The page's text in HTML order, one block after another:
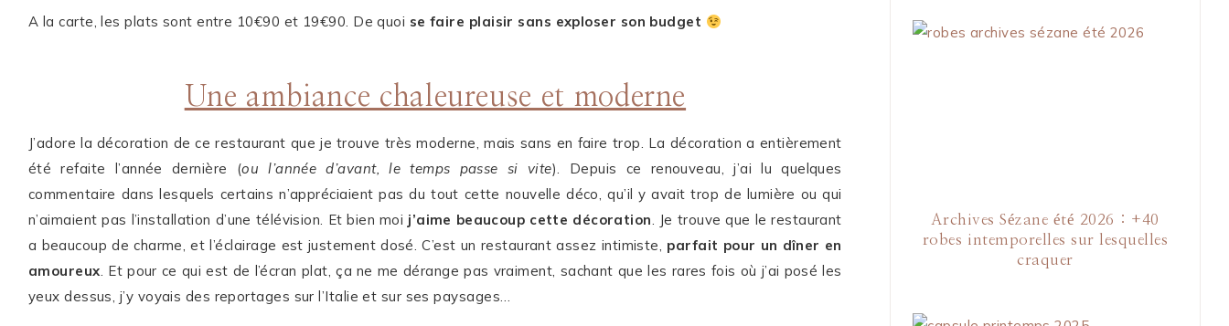
A la carte, les plats sont entre 10€90 et 19€90. De quoi se faire plaisir sans exploser son budget
Une ambiance chaleureuse et moderne
J’adore la décoration de ce restaurant que je trouve très moderne, mais sans en faire trop. La décoration a entièrement
été refaite l’année dernière (ou l’année d’avant, le temps passe si vite). Depuis ce renouveau, j’ai lu quelques
commentaire dans lesquels certains n’appréciaient pas du tout cette nouvelle déco, qu’il y avait trop de lumière ou qui
n’aimaient pas l’installation d’une télévision. Et bien moi j’aime beaucoup cette décoration. Je trouve que le restaurant
a beaucoup de charme, et l’éclairage est justement dosé. C’est un restaurant assez intimiste, parfait pour un dîner en
amoureux. Et pour ce qui est de l’écran plat, ça ne me dérange pas vraiment, sachant que les rares fois où j’ai posé les
yeux dessus, j’y voyais des reportages sur l’Italie et sur ses paysages…
Archives Sézane été 2026 : +40
robes intemporelles sur lesquelles
craquer